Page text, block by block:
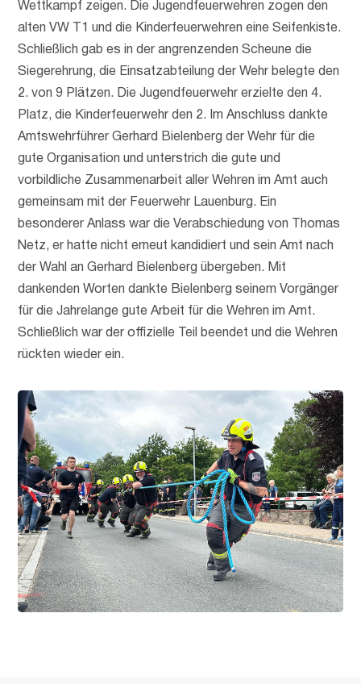
Wettkampf zeigen. Die Jugendfeuerwehren zogen den
alten VW T1 und die Kinderfeuerwehren eine Seifenkiste.
Schließlich gab es in der angrenzenden Scheune die
Siegerehrung, die Einsatzabteilung der Wehr belegte den
2. von 9 Plätzen. Die Jugendfeuerwehr erzielte den 4.
Platz, die Kinderfeuerwehr den 2. Im Anschluss dankte
Amtswehrführer Gerhard Bielenberg der Wehr für die
gute Organisation und unterstrich die gute und
vorbildliche Zusammenarbeit aller Wehren im Amt auch
gemeinsam mit der Feuerwehr Lauenburg. Ein
besonderer Anlass war die Verabschiedung von Thomas
Netz, er hatte nicht erneut kandidiert und sein Amt nach
der Wahl an Gerhard Bielenberg übergeben. Mit
dankenden Worten dankte Bielenberg seinem Vorgänger
für die Jahrelange gute Arbeit für die Wehren im Amt.
Schließlich war der offizielle Teil beendet und die Wehren
rückten wieder ein.